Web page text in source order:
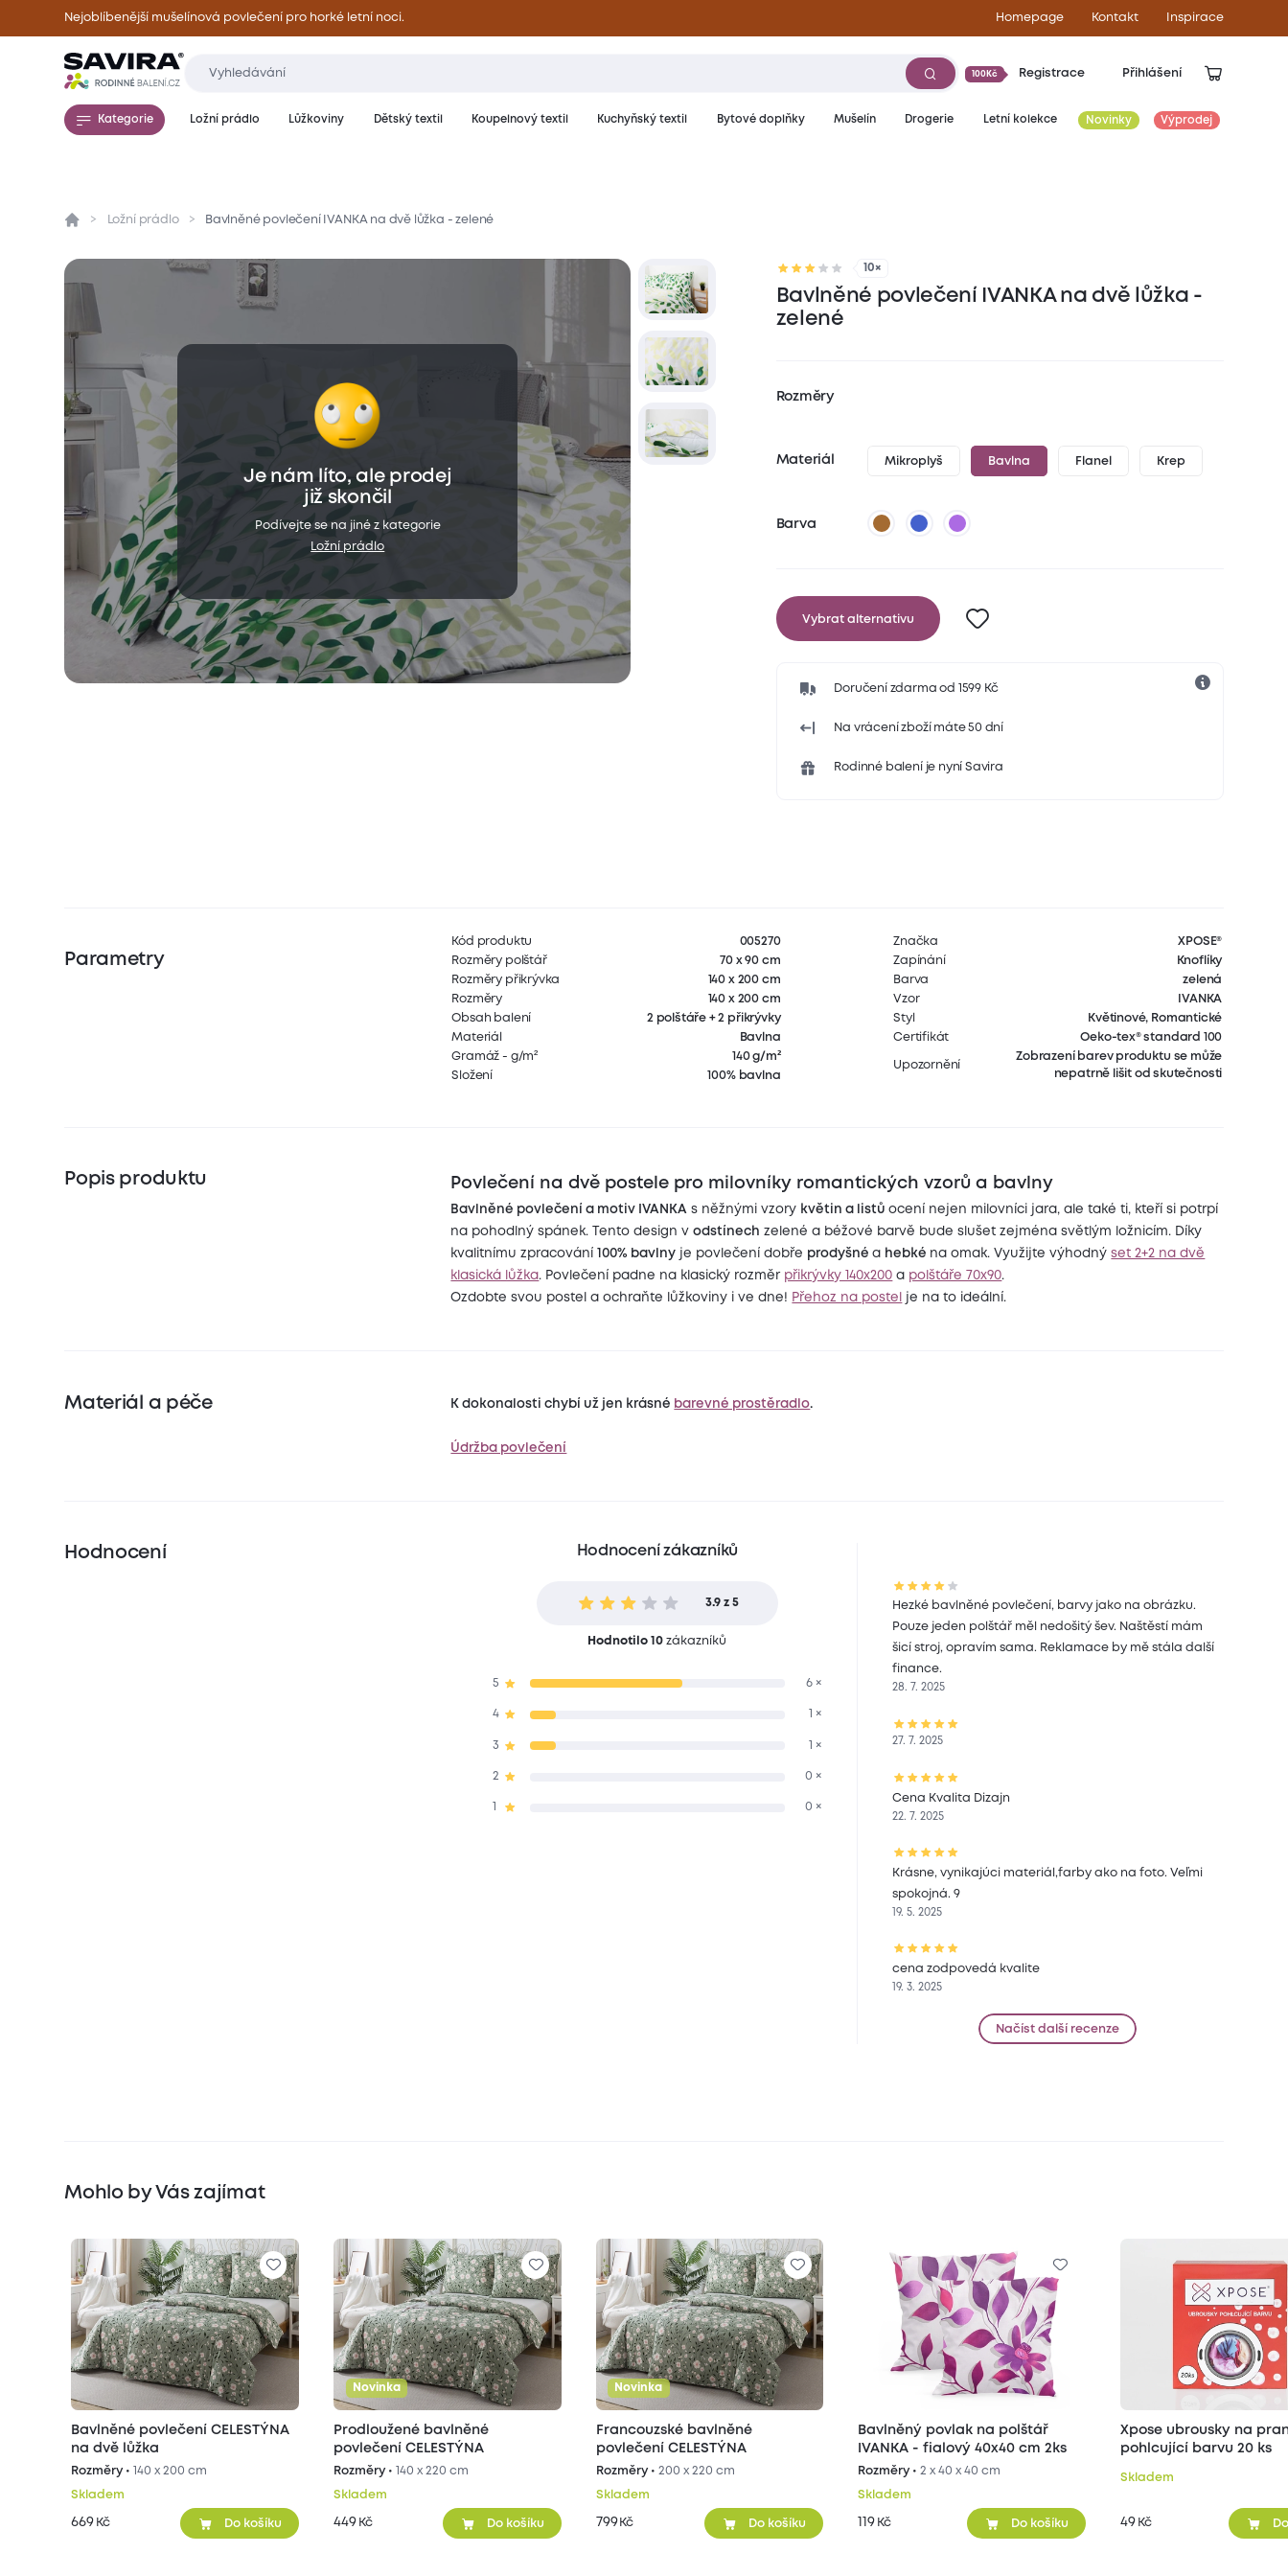
Nejoblíbenější mušelínová povlečení pro horké letní noci. Homepage Kontakt Inspirace
100Kč Registrace Přihlášení
Kategorie Ložní prádlo Lůžkoviny Dětský textil Koupelnový textil Kuchyňský textil Bytové doplňky Mušelín Drogerie Letní kolekce Novinky Výprodej
Přehled Parametry Popis produktu Materiál a péče
Ložní prádlo Bavlněné povlečení IVANKA na dvě lůžka - zelené
10×
Bavlněné povlečení IVANKA na dvě lůžka -
zelené
Rozměry
Materiál Mikroplyš Bavlna Flanel Krep
Barva
Vybrat alternativu
Doručení zdarma od 1599 Kč
Na vrácení zboží máte 50 dní
Rodinné balení je nyní Savira
Je nám líto, ale prodej
již skončil
Podívejte se na jiné z kategorie
Ložní prádlo
Parametry
Kód produktu
005270
Rozměry polštář
70 x 90 cm
Rozměry přikrývka
140 x 200 cm
Rozměry
140 x 200 cm
Obsah balení
2 polštáře + 2 přikrývky
Materiál
Bavlna
Gramáž - g/m²
140 g/m²
Složení
100% bavlna
Značka
XPOSE®
Zapínání
Knoflíky
Barva
zelená
Vzor
IVANKA
Styl
Květinové, Romantické
Certifikát
Oeko-tex® standard 100
Upozornění
Zobrazení barev produktu se může
nepatrně lišit od skutečnosti
Popis produktu Povlečení na dvě postele pro milovníky romantických vzorů a bavlny
Bavlněné povlečení a motiv IVANKA s něžnými vzory květin a listůocení nejen milovníci jara, ale také ti, kteří si potrpí
na pohodlný spánek. Tento design vodstínech zelené a béžové barvě bude slušet zejména světlým ložnicím. Díky
kvalitnímu zpracování100% bavlny je povlečení dobře prodyšnéa hebké na omak. Využijte výhodnýset 2+2 na dvě
klasická lůžka. Povlečení padne na klasický rozměr přikrývky 140x200 a polštáře 70x90.
Ozdobte svou postel a ochraňte lůžkoviny i ve dne! Přehoz na postel je na to ideální.
Materiál a péče K dokonalosti chybí už jen krásné barevné prostěradlo.
Údržba povlečení
Hodnocení Hodnocení zákazníků
3.9 z 5
Hodnotilo 10 zákazníků
5 6 ×
4 1 ×
3 1 ×
2 0 ×
0 ×
Hezké bavlněné povlečení, barvy jako na obrázku.
Pouze jeden polštář měl nedošitý šev. Naštěstí mám
šicí stroj, opravím sama. Reklamace by mě stála další
finance.
28. 7. 2025
27. 7. 2025
Cena Kvalita Dizajn
22. 7. 2025
Krásne, vynikajúci materiál,farby ako na foto. Veľmi
spokojná. 9
19. 5. 2025
cena zodpovedá kvalite
19. 3. 2025
Načíst další recenze
Mohlo by Vás zajímat
Bavlněné povlečení CELESTÝNA
na dvě lůžka
Rozměry • 140 x 200 cm
Skladem
669 Kč Do košíku
Novinka
Prodloužené bavlněné
povlečení CELESTÝNA
Rozměry • 140 x 220 cm
Skladem
449 Kč Do košíku
Novinka
Francouzské bavlněné
povlečení CELESTÝNA
Rozměry • 200 x 220 cm
Skladem
799 Kč Do košíku
Bavlněný povlak na polštář
IVANKA - fialový 40x40 cm 2ks
Rozměry •2 x 40 x 40 cm
Skladem
119 Kč Do košíku
Xpose ubrousky na
pohlcující barvu 20 ks
Skladem
49 Kč